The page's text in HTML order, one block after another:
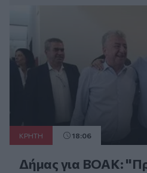
ΚΡΗΤΗ 18:06
Δήμας για ΒΟΑΚ: